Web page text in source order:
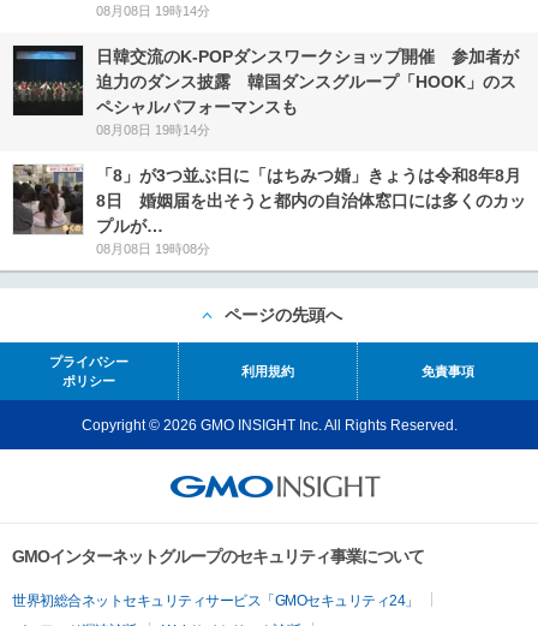
08月08日 19時14分
日韓交流のK-POPダンスワークショップ開催 参加者が
迫力のダンス披露 韓国ダンスグループ「HOOK」のス
ペシャルパフォーマンスも
08月08日 19時14分
「8」が3つ並ぶ日に「はちみつ婚」きょうは令和8年8月
8日 婚姻届を出そうと都内の自治体窓口には多くのカッ
プルが…
08月08日 19時08分
ページの先頭へ
プライバシー
ポリシー
利用規約 免責事項
Copyright © 2026 GMO INSIGHT Inc. All Rights Reserved.
GMOインターネットグループのセキュリティ事業について
世界初総合ネットセキュリティサービス「GMOセキュリティ24」